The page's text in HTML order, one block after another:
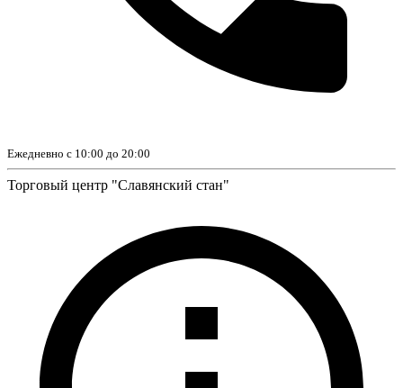
Ежедневно с 10:00 до 20:00
Торговый центр "Славянский стан"